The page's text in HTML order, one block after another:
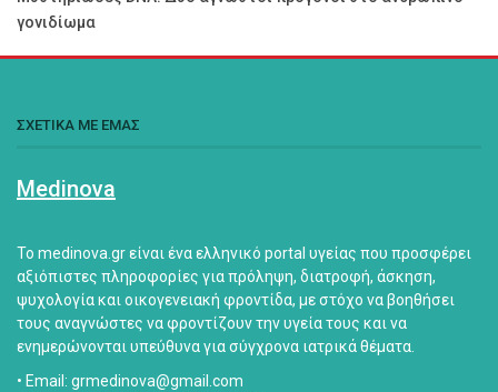
γονιδίωμα
ΣΧΕΤΙΚΑ ΜΕ ΕΜΑΣ
Medinova
Το medinova.gr είναι ένα ελληνικό portal υγείας που προσφέρει
αξιόπιστες πληροφορίες για πρόληψη, διατροφή, άσκηση,
ψυχολογία και οικογενειακή φροντίδα, με στόχο να βοηθήσει
τους αναγνώστες να φροντίζουν την υγεία τους και να
ενημερώνονται υπεύθυνα για σύγχρονα ιατρικά θέματα.
• Email: grmedinova@gmail.com